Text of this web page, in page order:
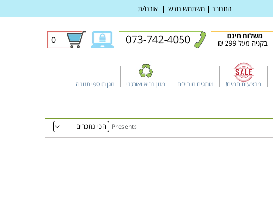
התחבר משתמש חדש אורח/ת
0
0
פריטים
מבצעים חמים! מותגים מובילים מזון בריא ואורגני מגן תוספי תזונה
Presents